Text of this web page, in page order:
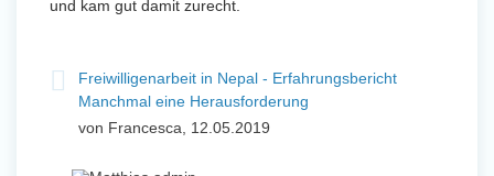
und kam gut damit zurecht.
Freiwilligenarbeit in Nepal - Erfahrungsbericht
Manchmal eine Herausforderung
von Francesca, 12.05.2019